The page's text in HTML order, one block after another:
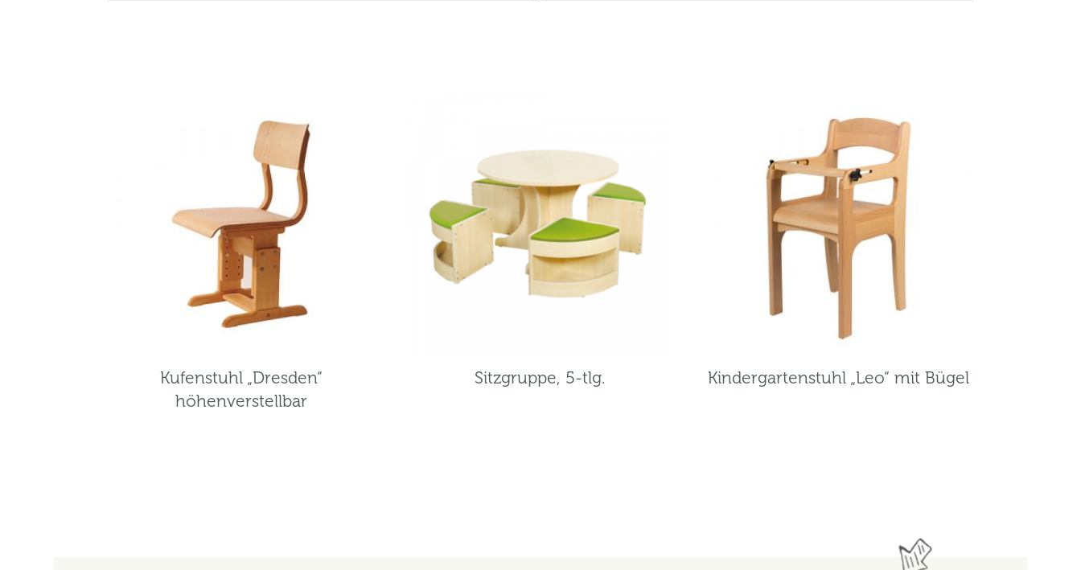
Kufenstuhl „Dresden“
höhenverstellbar
Sitzgruppe, 5-tlg. Kindergartenstuhl „Leo“ mit Bügel